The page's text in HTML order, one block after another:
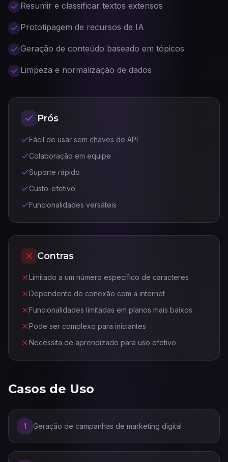
Resumir e classificar textos extensos
Prototipagem de recursos de IA
Geração de conteúdo baseado em tópicos
Limpeza e normalização de dados
Prós
Fácil de usar sem chaves de API
Colaboração em equipe
Suporte rápido
Custo-efetivo
Funcionalidades versáteis
Contras
Limitado a um número específico de caracteres
Dependente de conexão com a internet
Funcionalidades limitadas em planos mais baixos
Pode ser complexo para iniciantes
Necessita de aprendizado para uso efetivo
Casos de Uso
1 Geração de campanhas de marketing digital